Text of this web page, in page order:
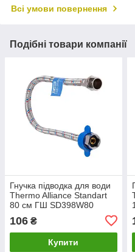
Всі умови повернення
Подібні товари компанії
Гнучка підводка для води
Thermo Alliance Standart
80 см ГШ SD398W80
106 ₴
Купити